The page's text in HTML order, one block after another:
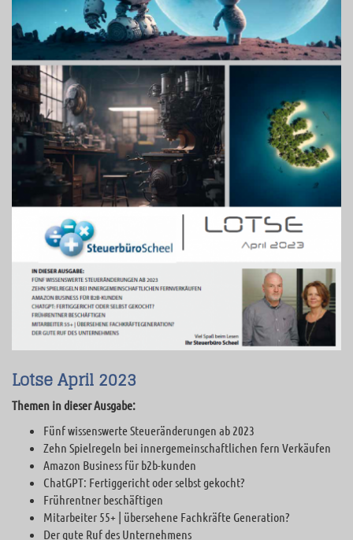
Lotse April 2023
Themen in dieser Ausgabe:
Fünf wissenswerte Steueränderungen ab 2023
Zehn Spielregeln bei innergemeinschaftlichen fern Verkäufen
Amazon Business für b2b-kunden
ChatGPT: Fertiggericht oder selbst gekocht?
Frührentner beschäftigen
Mitarbeiter 55+ | übersehene Fachkräfte Generation?
Der gute Ruf des Unternehmens